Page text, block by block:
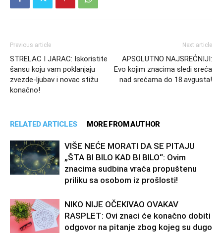
Previous article
STRELAC I JARAC: Iskoristite
šansu koju vam poklanjaju
zvezde-ljubav i novac stižu
konačno!
Next article
APSOLUTNO NAJSREĆNIJI:
Evo kojim znacima sledi sreća
nad srećama do 18.avgusta!
RELATED ARTICLES MORE FROM AUTHOR
VIŠE NEĆE MORATI DA SE PITAJU
„ŠTA BI BILO KAD BI BILO“: Ovim
znacima sudbina vraća propuštenu
priliku sa osobom iz prošlosti!
NIKO NIJE OČEKIVAO OVAKAV
RASPLET: Ovi znaci će konačno dobiti
odgovor na pitanje zbog kojeg su dugo